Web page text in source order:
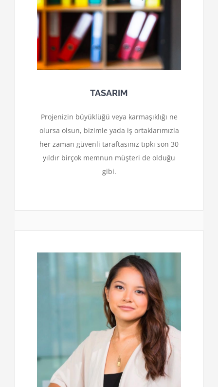
TASARIM
Projenizin büyüklüğü veya karmaşıklığı ne
olursa olsun, bizimle yada iş ortaklarımızla
her zaman güvenli taraftasınız tıpkı son 30
yıldır birçok memnun müşteri de olduğu
gibi.